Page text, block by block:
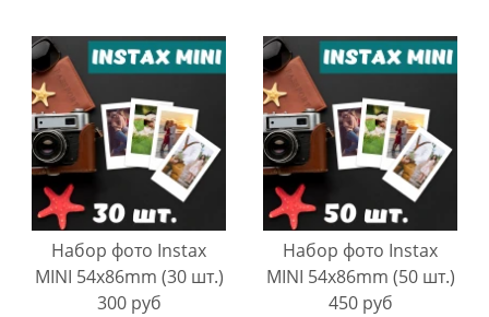
Набор фото Instax
MINI 54х86mm (30 шт.)
300 руб
Набор фото Instax
MINI 54х86mm (50 шт.)
450 руб